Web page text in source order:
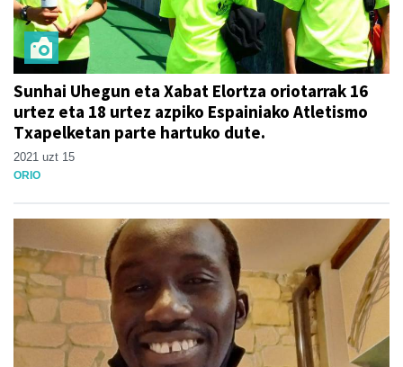
Sunhai Uhegun eta Xabat Elortza oriotarrak 16
urtez eta 18 urtez azpiko Espainiako Atletismo
Txapelketan parte hartuko dute.
2021 uzt 15
ORIO